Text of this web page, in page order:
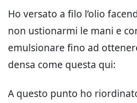
Ho versato a filo l’olio
non ustionarmi le mani e
emulsionare fino ad
densa come questa qui:
A questo punto ho